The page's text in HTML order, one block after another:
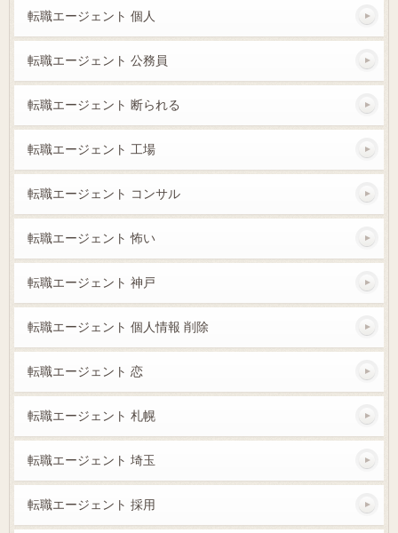
転職エージェント 個人
転職エージェント 公務員
転職エージェント 断られる
転職エージェント 工場
転職エージェント コンサル
転職エージェント 怖い
転職エージェント 神戸
転職エージェント 個人情報 削除
転職エージェント 恋
転職エージェント 札幌
転職エージェント 埼玉
転職エージェント 採用